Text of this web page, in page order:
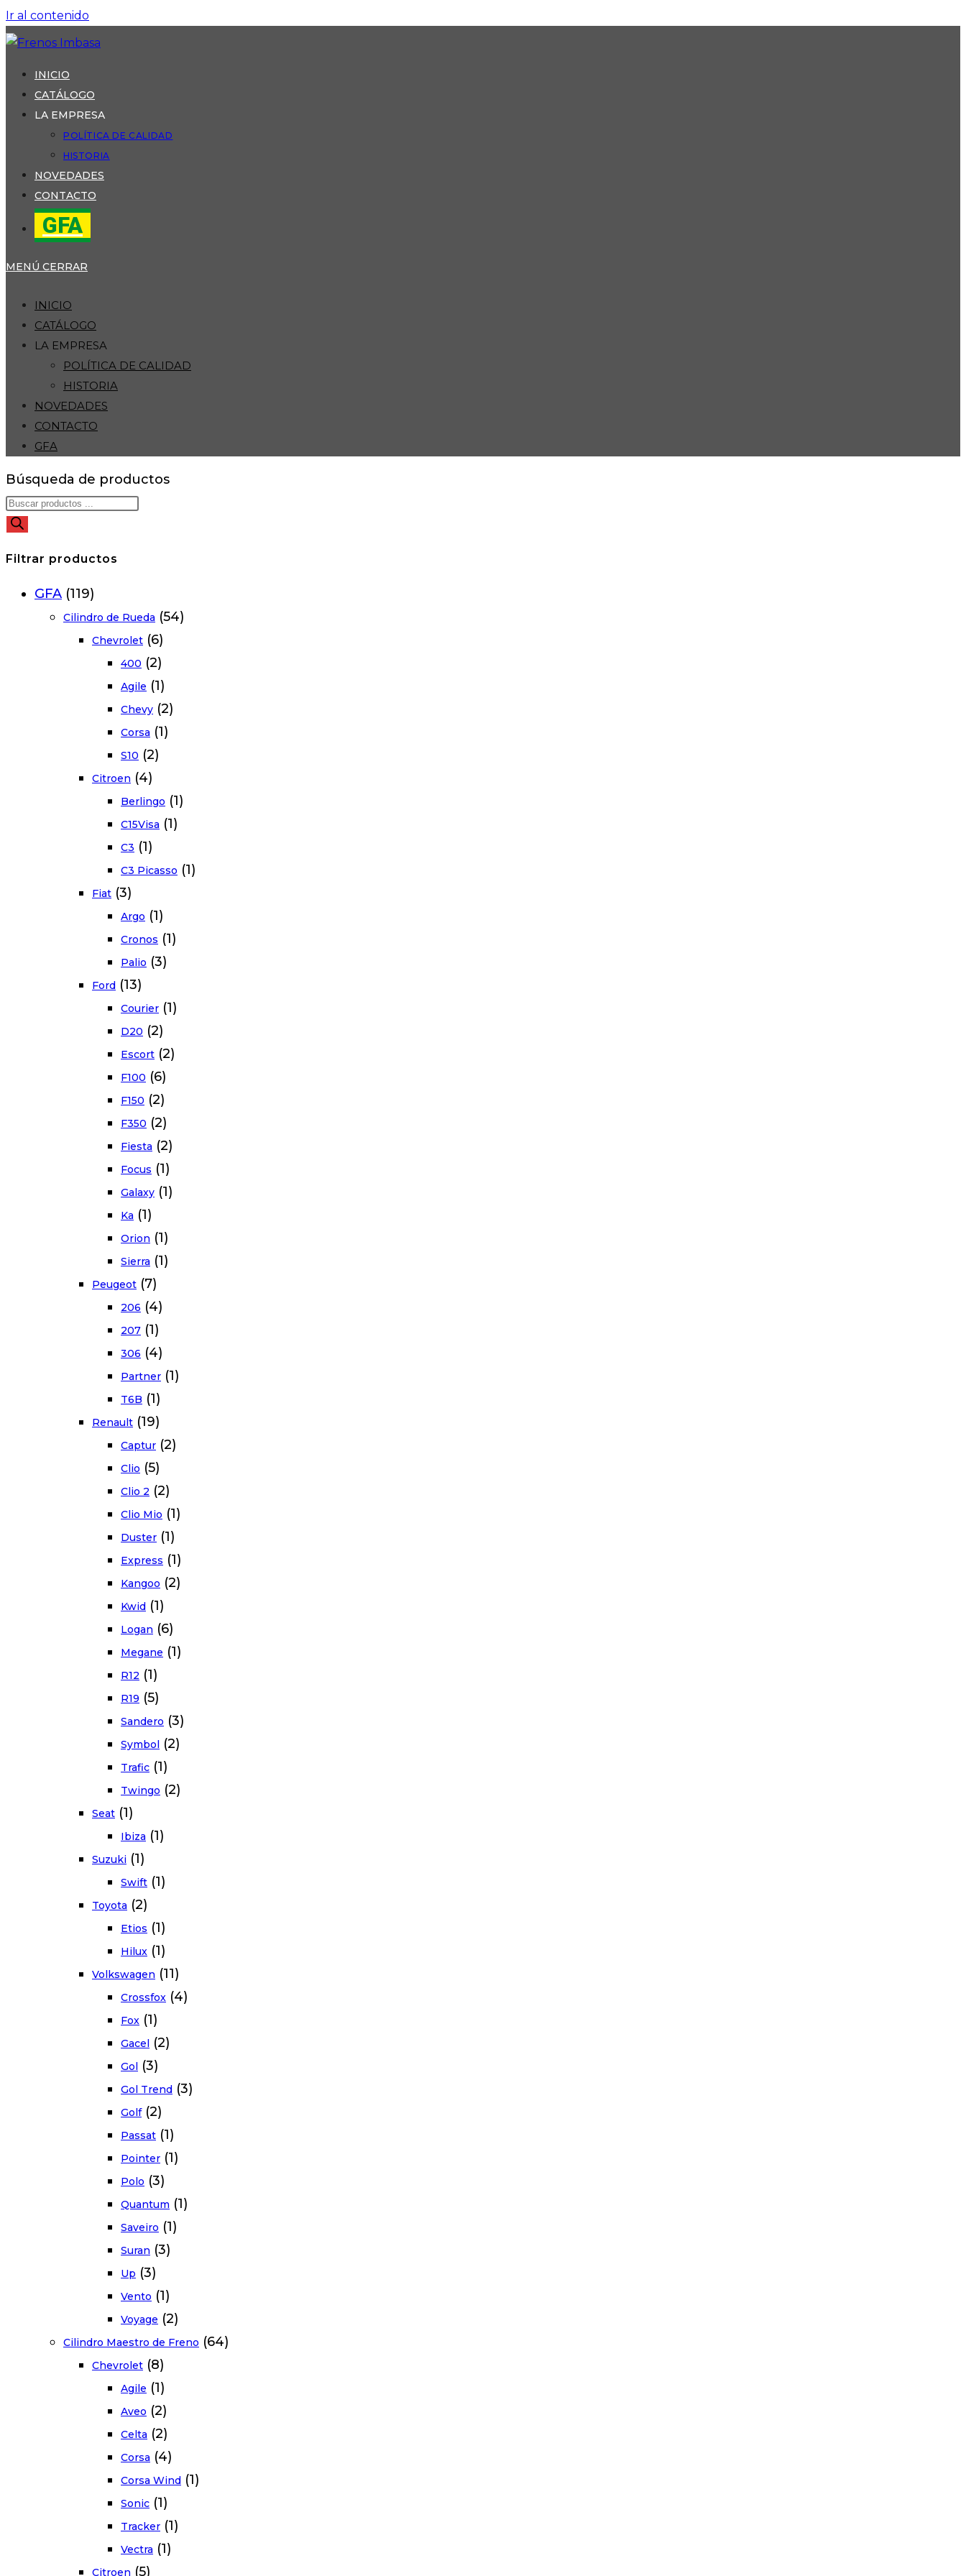
Ir al contenido
INICIO
CATÁLOGO
LA EMPRESA
POLÍTICA DE CALIDAD
HISTORIA
NOVEDADES
CONTACTO
GFA
MENÚ CERRAR
INICIO
CATÁLOGO
LA EMPRESA
POLÍTICA DE CALIDAD
HISTORIA
NOVEDADES
CONTACTO
GFA
Búsqueda de productos
Filtrar productos
GFA (119)
Cilindro de Rueda (54)
Chevrolet (6)
400 (2)
Agile (1)
Chevy (2)
Corsa (1)
S10 (2)
Citroen (4)
Berlingo (1)
C15Visa (1)
C3 (1)
C3 Picasso (1)
Fiat (3)
Argo (1)
Cronos (1)
Palio (3)
Ford (13)
Courier (1)
D20 (2)
Escort (2)
F100 (6)
F150 (2)
F350 (2)
Fiesta (2)
Focus (1)
Galaxy (1)
Ka (1)
Orion (1)
Sierra (1)
Peugeot (7)
206 (4)
207 (1)
306 (4)
Partner (1)
T6B (1)
Renault (19)
Captur (2)
Clio (5)
Clio 2 (2)
Clio Mio (1)
Duster (1)
Express (1)
Kangoo (2)
Kwid (1)
Logan (6)
Megane (1)
R12 (1)
R19 (5)
Sandero (3)
Symbol (2)
Trafic (1)
Twingo (2)
Seat (1)
Ibiza (1)
Suzuki (1)
Swift (1)
Toyota (2)
Etios (1)
Hilux (1)
Volkswagen (11)
Crossfox (4)
Fox (1)
Gacel (2)
Gol (3)
Gol Trend (3)
Golf (2)
Passat (1)
Pointer (1)
Polo (3)
Quantum (1)
Saveiro (1)
Suran (3)
Up (3)
Vento (1)
Voyage (2)
Cilindro Maestro de Freno (64)
Chevrolet (8)
Agile (1)
Aveo (2)
Celta (2)
Corsa (4)
Corsa Wind (1)
Sonic (1)
Tracker (1)
Vectra (1)
Citroen (5)